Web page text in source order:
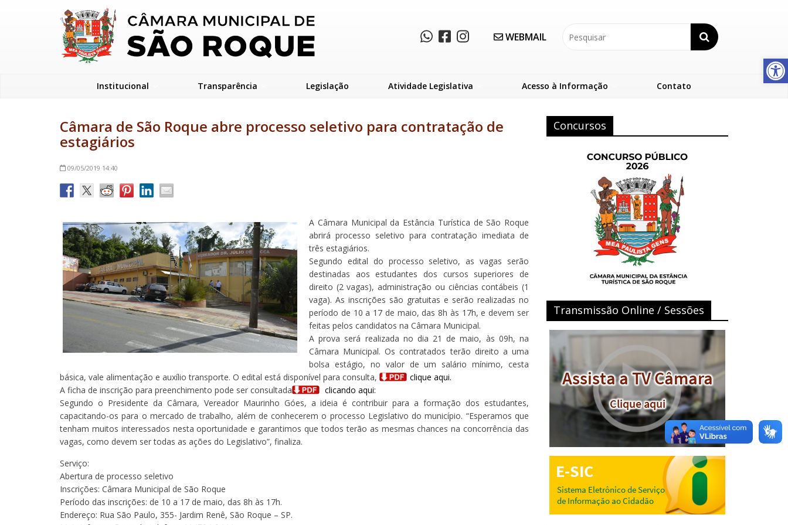
Abrir a barra de ferramentas
WEBMAIL
Institucional Transparência Legislação Atividade Legislativa Acesso à Informação Contato
Câmara de São Roque abre processo seletivo para contratação de
estagiários
09/05/2019 14:40
A Câmara Municipal da Estância Turística de São Roque
abrirá processo seletivo para contratação imediata de
três estagiários.
Segundo edital do processo seletivo, as vagas serão
destinadas aos estudantes dos cursos superiores de
direito (2 vagas), administração ou ciências contábeis (1
vaga). As inscrições são gratuitas e serão realizadas no
período de 10 a 17 de maio, das 8h às 17h, e devem ser
feitas pelos candidatos na Câmara Municipal.
A prova será realizada no dia 21 de maio, às 09h, na
Câmara Municipal. Os contratados terão direito a uma
bolsa estágio, no valor de um salário mínimo, cesta
básica, vale alimentação e auxílio transporte. O edital está disponível para consulta,
clique aqui.
A ficha de inscrição para preenchimento pode ser consultada
clicando aqui:
Segundo o Presidente da Câmara, Vereador Maurinho Góes, a ideia é contribuir para a formação dos estudantes,
capacitando-os para o mercado de trabalho, além de conhecerem o processo Legislativo do município. “Esperamos que
tenham muitos interessados nesta oportunidade e garantimos que todos terão as mesmas chances na concorrência das
vagas, como devem ser todas as ações do Legislativo”, finaliza.
Serviço:
Abertura de processo seletivo
Inscrições: Câmara Municipal de São Roque
Período das inscrições: de 10 a 17 de maio, das 8h às 17h.
Endereço: Rua São Paulo, 355- Jardim Renê, São Roque – SP.
Concursos
Transmissão Online / Sessões